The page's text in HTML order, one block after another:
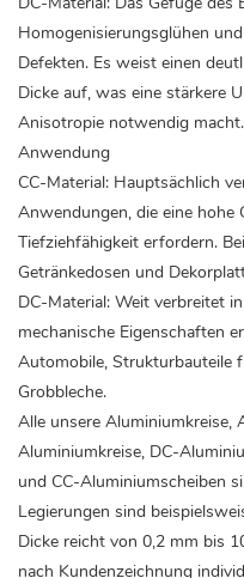
Homogenisierungsglühen
Defekten. Es weist einen
Dicke auf, was eine stärkere
Anisotropie notwendig macht.
Anwendung
CC-Material: Hauptsächlich
Anwendungen, die eine
Tiefziehfähigkeit erfordern.
Getränkedosen und
DC-Material: Weit verbreitet
mechanische Eigenschaften
Automobile,
Grobbleche.
Alle unsere Aluminiumkreise,
Aluminiumkreise, DC-
und CC-Aluminiumscheiben
Legierungen sind
Dicke reicht von 0,2 mm bis
nach Kundenzeichnung